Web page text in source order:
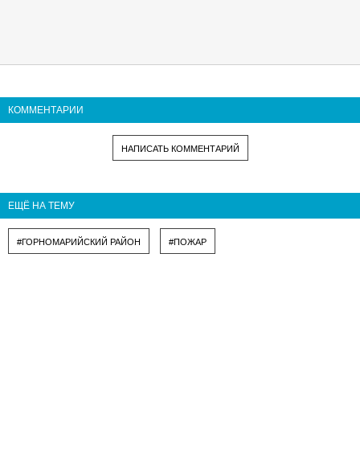
КОММЕНТАРИИ
НАПИСАТЬ КОММЕНТАРИЙ
ЕЩЁ НА ТЕМУ
#ГОРНОМАРИЙСКИЙ РАЙОН #ПОЖАР